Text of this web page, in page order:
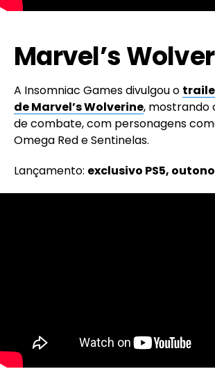
Marvel’s
A Insomniac Games divulgou o
de Marvel’s Wolverine, mostrando
de combate, com personagens
Omega Red e Sentinelas.
Lançamento: exclusivo PS5,